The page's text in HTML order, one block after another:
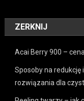
ZERKNIJ
Acai Berry 900 –
Sposoby na
rozwiązania dla